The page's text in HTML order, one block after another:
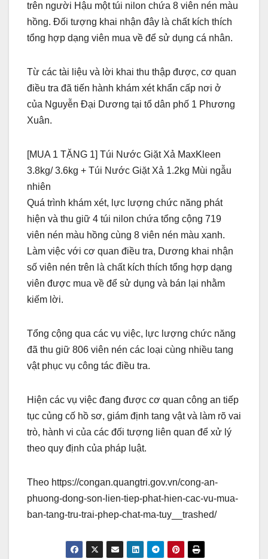
trên người Hậu một túi nilon chứa 8 viên nén màu
hồng. Đối tượng khai nhận đây là chất kích thích
tổng hợp dạng viên mua về để sử dụng cá nhân.
Từ các tài liệu và lời khai thu thập được, cơ quan
điều tra đã tiến hành khám xét khẩn cấp nơi ở
của Nguyễn Đại Dương tại tổ dân phố 1 Phương
Xuân.
[MUA 1 TẶNG 1] Túi Nước Giặt Xả MaxKleen
3.8kg/ 3.6kg + Túi Nước Giặt Xả 1.2kg Mùi ngẫu
nhiên
Quá trình khám xét, lực lượng chức năng phát
hiện và thu giữ 4 túi nilon chứa tổng cộng 719
viên nén màu hồng cùng 8 viên nén màu xanh.
Làm việc với cơ quan điều tra, Dương khai nhận
số viên nén trên là chất kích thích tổng hợp dạng
viên được mua về để sử dụng và bán lại nhằm
kiếm lời.
Tổng cộng qua các vụ việc, lực lượng chức năng
đã thu giữ 806 viên nén các loại cùng nhiều tang
vật phục vụ công tác điều tra.
Hiện các vụ việc đang được cơ quan công an tiếp
tục củng cố hồ sơ, giám định tang vật và làm rõ vai
trò, hành vi của các đối tượng liên quan để xử lý
theo quy định của pháp luật.
Theo https://congan.quangtri.gov.vn/cong-an-
phuong-dong-son-lien-tiep-phat-hien-cac-vu-mua-
ban-tang-tru-trai-phep-chat-ma-tuy__trashed/